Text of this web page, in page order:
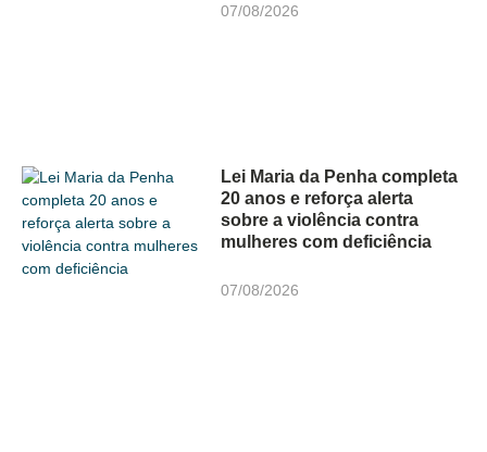
07/08/2026
Lei Maria da Penha completa
20 anos e reforça alerta
sobre a violência contra
mulheres com deficiência
07/08/2026